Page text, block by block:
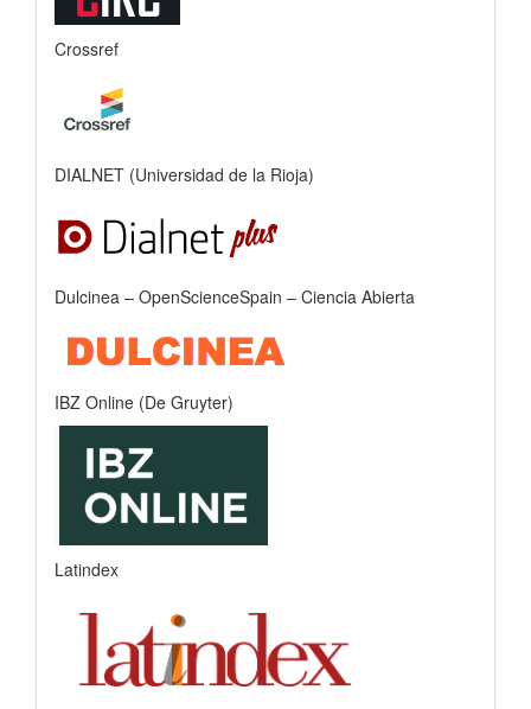
Crossref
DIALNET (Universidad de la Rioja)
Dulcinea – OpenScienceSpain – Ciencia Abierta
IBZ Online (De Gruyter)
Latindex